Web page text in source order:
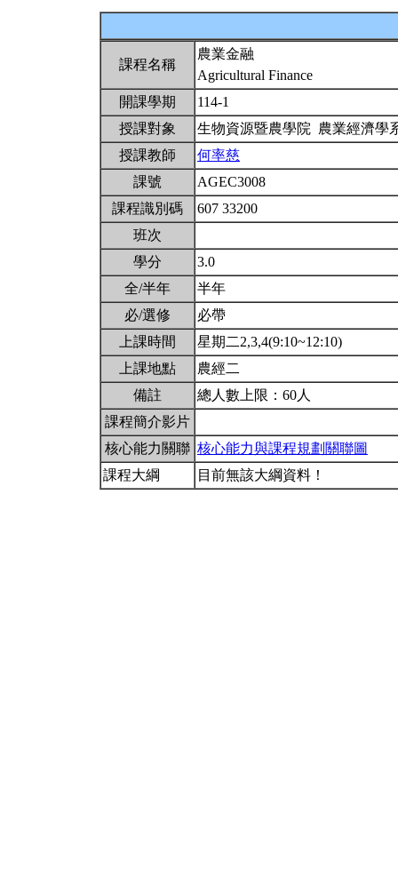
課程名稱
農業金融
Agricultural Finance
開課學期
114-1
授課對象
生物資源暨農學院 農業經濟
授課教師
何率慈
課號
AGEC3008
課程識別碼
607 33200
班次
學分
3.0
全/半年
半年
必/選修
必帶
上課時間
星期二2,3,4(9:10~12:10)
上課地點
農經二
備註
總人數上限：60人
課程簡介影片
核心能力關聯 核心能力與課程規劃關聯圖
課程大綱
目前無該大綱資料！